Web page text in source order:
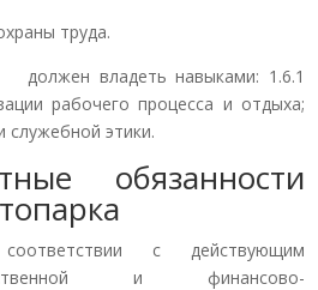
труда.
должен владеть навыками: 1.6.1
рабочего процесса и отдыха;
служебной этики.
обязанности
с действующим
и финансово-